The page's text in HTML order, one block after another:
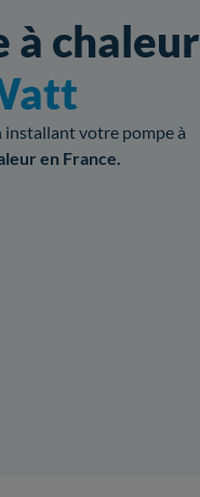
à chaleur
installant votre pompe à
en France.